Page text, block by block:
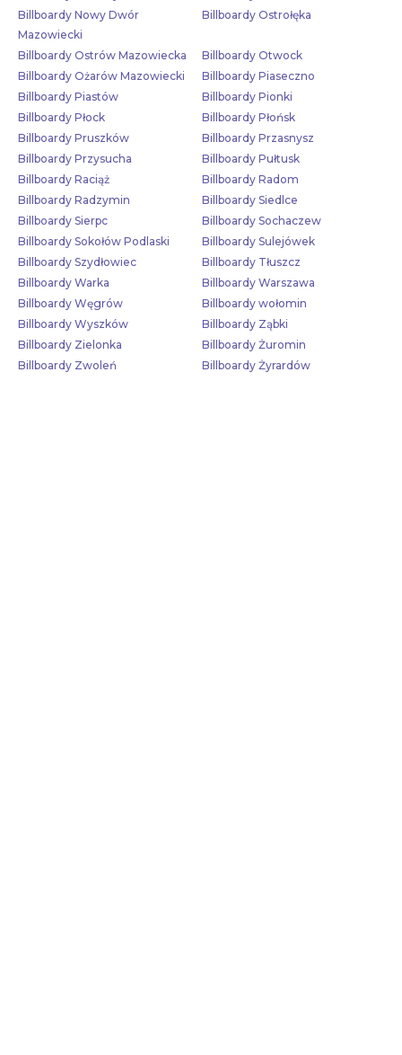
Billboardy Nowy Dwór
Mazowiecki
Billboardy Ostrołęka
Billboardy Ostrów Mazowiecka
Billboardy Otwock
Billboardy Ożarów Mazowiecki
Billboardy Piaseczno
Billboardy Piastów
Billboardy Pionki
Billboardy Płock
Billboardy Płońsk
Billboardy Pruszków
Billboardy Przasnysz
Billboardy Przysucha
Billboardy Pułtusk
Billboardy Raciąż
Billboardy Radom
Billboardy Radzymin
Billboardy Siedlce
Billboardy Sierpc
Billboardy Sochaczew
Billboardy Sokołów Podlaski
Billboardy Sulejówek
Billboardy Szydłowiec
Billboardy Tłuszcz
Billboardy Warka
Billboardy Warszawa
Billboardy Węgrów
Billboardy wołomin
Billboardy Wyszków
Billboardy Ząbki
Billboardy Zielonka
Billboardy Żuromin
Billboardy Zwoleń
Billboardy Żyrardów